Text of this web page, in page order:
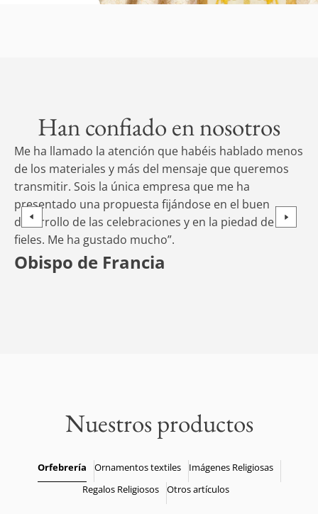
Han confiado en nosotros
Me ha llamado la atención que habéis hablado menos
de los materiales y más del mensaje que queremos
transmitir. Sois la única empresa que me ha
presentado una propuesta fijándose en el buen
desarrollo de las celebraciones y en la piedad de los
fieles. Me ha gustado mucho”.
Obispo de Francia
Nuestros productos
Orfebrería Ornamentos textiles
Imágenes Religiosas
Regalos Religiosos
Otros artículos